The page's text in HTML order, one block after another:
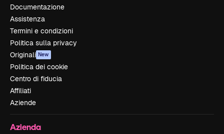
Documentazione
Assistenza
Termini e condizioni
Politica sulla privacy
Originali New
Politica dei cookie
Centro di fiducia
Affiliati
Aziende
Azienda